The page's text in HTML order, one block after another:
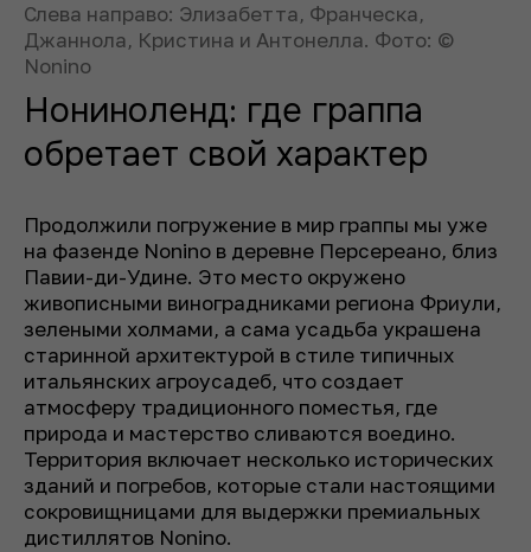
Слева направо: Элизабетта, Франческа,
Джаннола, Кристина и Антонелла. Фото: ©
Nonino
Нониноленд: где граппа
обретает свой характер
Продолжили погружение в мир граппы мы уже
на фазенде Nonino в деревне Персереано, близ
Павии-ди-Удине. Это место окружено
живописными виноградниками региона Фриули,
зелеными холмами, а сама усадьба украшена
старинной архитектурой в стиле типичных
итальянских агроусадеб, что создает
атмосферу традиционного поместья, где
природа и мастерство сливаются воедино.
Территория включает несколько исторических
зданий и погребов, которые стали настоящими
сокровищницами для выдержки премиальных
дистиллятов Nonino.